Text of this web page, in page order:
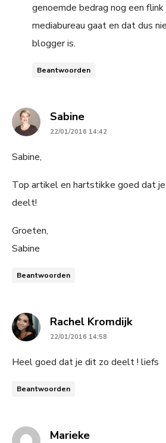
genoemde bedrag nog een
mediabureau gaat en dat dus
blogger is.
Beantwoorden
Sabinesays:
22/01/2016 14:42
Sabine,
Top artikel en hartstikke goed dat
deelt!
Groeten,
Sabine
Beantwoorden
Rachel Kromdijksays:
22/01/2016 14:58
Heel goed dat je dit zo deelt ! liefs
Beantwoorden
Mariekesays: